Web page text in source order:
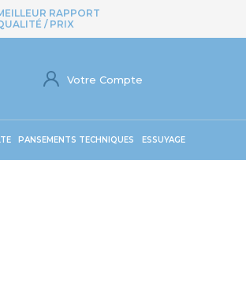
RAPPORT
/ PRIX
Votre Compte
PANSEMENTS TECHNIQUES ESSUYAGE